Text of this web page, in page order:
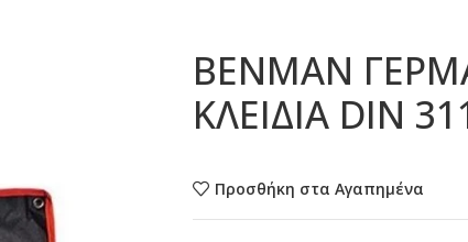
BENMAN
ΚΛΕΙΔΙΑ DIN
Προσθήκη στα Αγαπημένα